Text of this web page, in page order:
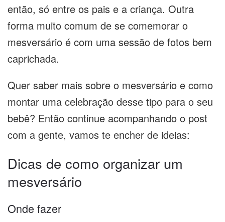
então, só entre os pais e a criança. Outra
forma muito comum de se comemorar o
mesversário é com uma sessão de fotos bem
caprichada.
Quer saber mais sobre o mesversário e como
montar uma celebração desse tipo para o seu
bebê? Então continue acompanhando o post
com a gente, vamos te encher de ideias:
Dicas de como organizar um
mesversário
Onde fazer